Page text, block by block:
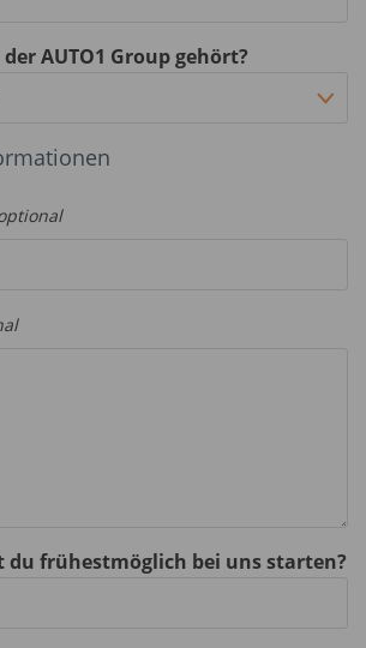
AUTO1 Group gehört?
du frühestmöglich bei uns starten?